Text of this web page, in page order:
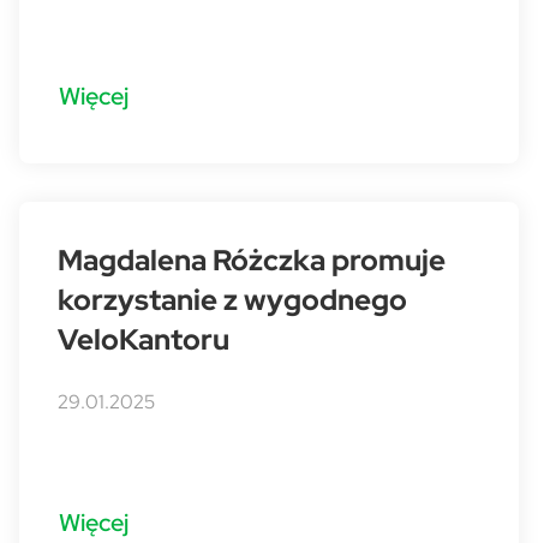
Więcej
Magdalena Różczka promuje
korzystanie z wygodnego
VeloKantoru
29.01.2025
Więcej